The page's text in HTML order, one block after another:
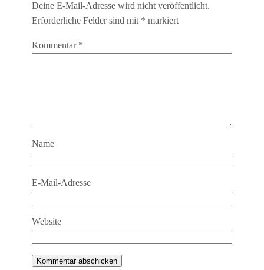
Deine E-Mail-Adresse wird nicht veröffentlicht.
Erforderliche Felder sind mit * markiert
Kommentar *
Name
E-Mail-Adresse
Website